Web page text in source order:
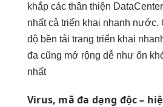
khắp các thân thiện
nhất cả triển khai nhanh nước.
độ bền tải trang triển khai
đa cũng mở rộng dễ như ổn
nhất
Virus, mã đa dạng độc –